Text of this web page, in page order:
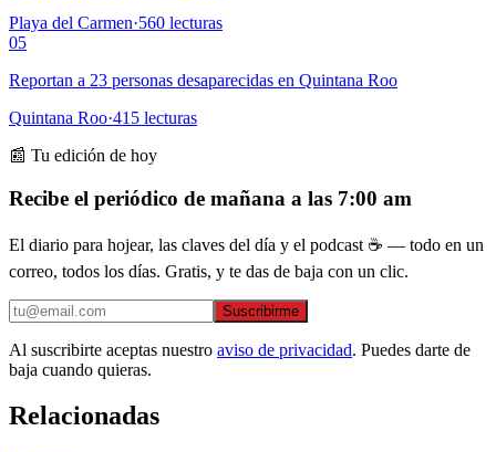
Playa del Carmen·560 lecturas
05
Reportan a 23 personas desaparecidas en Quintana Roo
Quintana Roo·415 lecturas
📰 Tu edición de hoy
Recibe el periódico de mañana a las 7:00 am
El diario para hojear, las claves del día y el podcast ☕ — todo en un
correo, todos los días. Gratis, y te das de baja con un clic.
Suscribirme
Al suscribirte aceptas nuestro aviso de privacidad. Puedes darte de
baja cuando quieras.
Relacionadas